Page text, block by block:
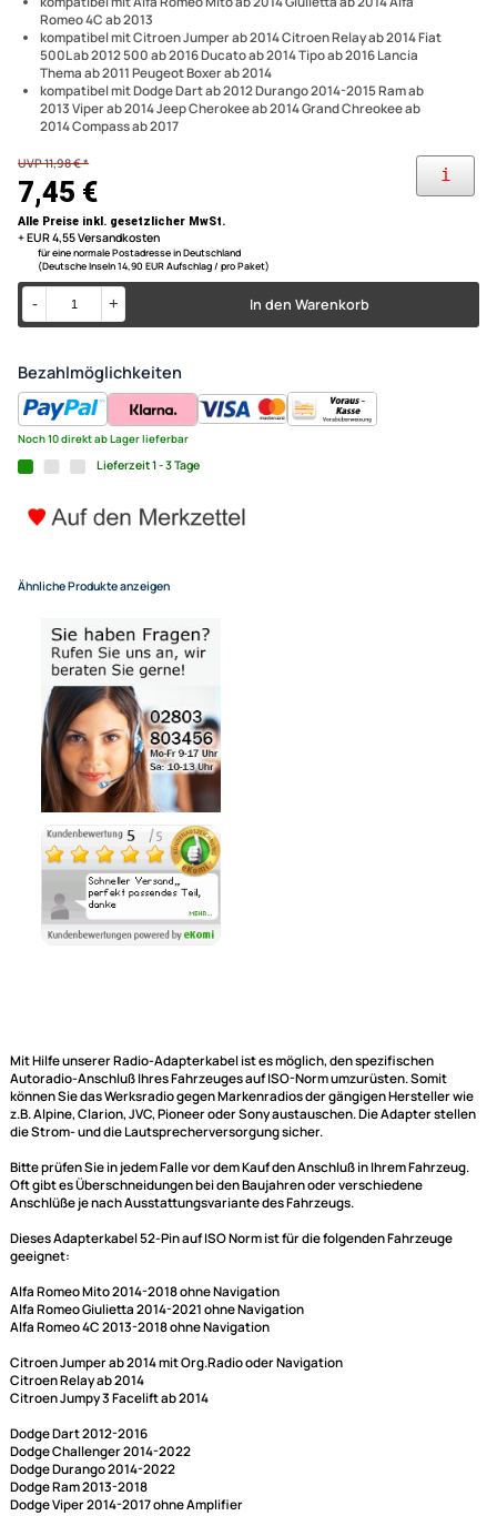
Radio Adapter Kabel
Romeo Fiat Peugeot
Giulietta 500 Ducato,Tipo
16pol ISO Norm
tomzz Radio-Adapterkabel erlauben Ihnen den einfachen
Anschluss eines Nachrüstautoradios mit ISO - Anschluss 2 x 8 pol. -
Strom + Lautsprecher am fahrzeugspezifischen Anschlußstecker
Einfache Rückrüstung z.B. bei Leasingfahrzeugen, keine
abgeschnittenen Kabel und Stecker
kompatibel mit Alfa Romeo Mito ab 2014 Giulietta ab 2014 Alfa
Romeo 4C ab 2013
500L ab 2012 500 ab 2016 Ducato ab 2014 Tipo ab 2016 Lancia
Thema ab 2011 Peugeot Boxer ab 2014
2013 Viper ab 2014 Jeep Cherokee ab 2014 Grand Chreokee ab
2014 Compass ab 2017
Mit Hilfe unserer Radio-Adapterkabel ist es möglich, den spezifischen
Autoradio-Anschluß Ihres Fahrzeuges auf ISO-Norm umzurüsten. Somit
können Sie das Werksradio gegen Markenradios der gängigen
die Strom- und die Lautsprecherversorgung sicher.
Bitte prüfen Sie in jedem Falle vor dem Kauf den Anschluß in Ihrem
Oft gibt es Überschneidungen bei den Baujahren oder verschiedene
Anschlüße je nach Ausstattungsvariante des Fahrzeugs.
Dieses Adapterkabel 52-Pin auf ISO Norm ist für die folgenden
geeignet:
UVP 11,98 € *
7,45 €
+ EUR 4,55 Versandkosten
Bezahlmöglichkeiten
Noch 10 direkt ab Lager lieferbar
Lieferzeit 1 - 3 Tage
Ähnliche Produkte anzeigen